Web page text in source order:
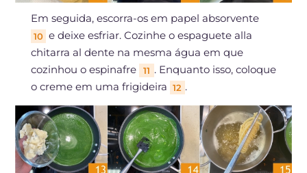
Em seguida, escorra-os em papel absorvente
10 e deixe esfriar. Cozinhe o espaguete alla
chitarra al dente na mesma água em que
cozinhou o espinafre
11 . Enquanto isso, coloque
o creme em uma frigideira 12 .